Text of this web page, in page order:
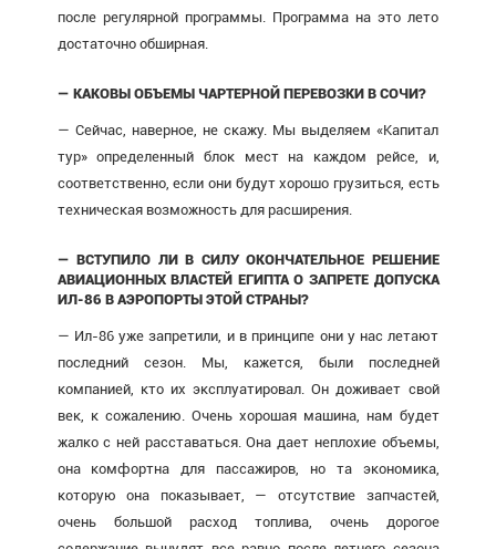
после регулярной программы. Программа на это лето
достаточно обширная.
— КАКОВЫ ОБЪЕМЫ ЧАРТЕРНОЙ ПЕРЕВОЗКИ В СОЧИ?
— Сейчас, наверное, не скажу. Мы выделяем «Капитал
тур» определенный блок мест на каждом рейсе, и,
соответственно, если они будут хорошо грузиться, есть
техническая возможность для расширения.
— ВСТУПИЛО ЛИ В СИЛУ ОКОНЧАТЕЛЬНОЕ РЕШЕНИЕ
АВИАЦИОННЫХ ВЛАСТЕЙ ЕГИПТА О ЗАПРЕТЕ ДОПУСКА
ИЛ-86 В АЭРОПОРТЫ ЭТОЙ СТРАНЫ?
— Ил-86 уже запретили, и в принципе они у нас летают
последний сезон. Мы, кажется, были последней
компанией, кто их эксплуатировал. Он доживает свой
век, к сожалению. Очень хорошая машина, нам будет
жалко с ней расставаться. Она дает неплохие объемы,
она комфортна для пассажиров, но та экономика,
которую она показывает, — отсутствие запчастей,
очень большой расход топлива, очень дорогое